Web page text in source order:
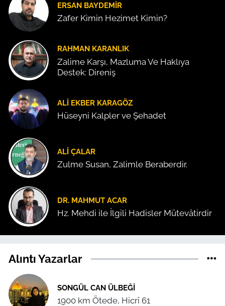
ERSAN BAYDEMIR
Zafer Kimin Hezimet Kimin?
RAHMAN KARANLIK
Zalime Karşı, Mazluma Ve Haklıya
Destek: Direniş
ALI EKBER KARAGÖZ
Hüseyni Kalpler ve Şehadet
ALI ÇALAR
Zulme Susan, Zalimle Beraberdir.
DR. MAHMUT ACAR
Hz. Mehdi ile İlgili Hadisler Mütevâtirdir
Alıntı Yazarlar
SONGÜL CAN ÜLBEĞI
1900 km Ötede, Hicrî 61